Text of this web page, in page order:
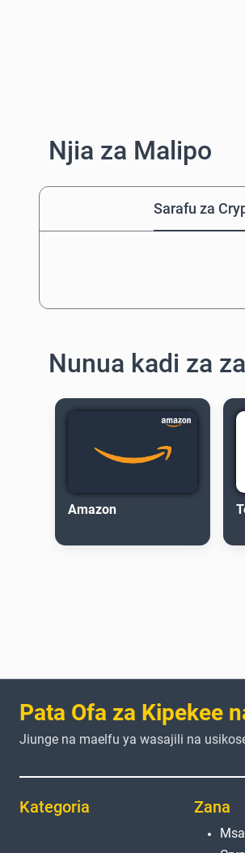
Njia za Malipo
Sarafu za
Nunua kadi za
Amazon
Pata Ofa za Kipekee
Jiunge na maelfu ya wasajili na
Kategoria Zana